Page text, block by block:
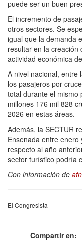
puede ser un buen
El incremento de
otros sectores. Se
igual que la demanda
resultar en la creación
actividad económica
A nivel nacional, entre
los pasajeros por
total durante el mismo
millones 176 mil 828
2026 en estas áreas.
Además, la SECTUR
Ensenada entre
respecto al año
sector turístico podría
Con información de
El Congresista
Compartir en: